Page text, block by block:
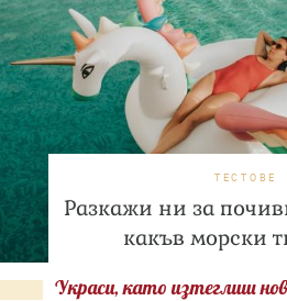
ТЕСТОВЕ
Разкажи ни за
какъв морски
Украси, като изтеглиш